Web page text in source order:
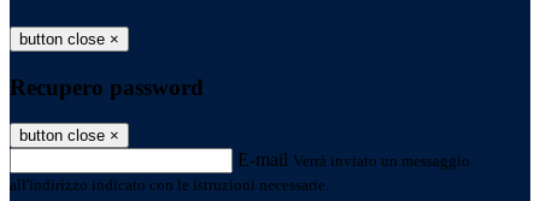
button close ×
Recupero password
button close ×
E-mail Verrà inviato un messaggio
all'indirizzo indicato con le istruzioni necessarie.